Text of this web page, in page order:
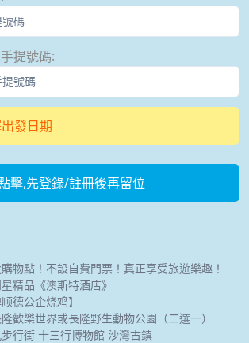
提號碼:
發日期
擊,先登錄/註冊後再留位
物點！不設自費門票！真正享受旅遊樂趣！
精品《澳斯特酒店》
德公企烧鸡】
歡樂世界或長隆野生動物公園（二選一）
行街 十三行博物館 沙灣古鎮